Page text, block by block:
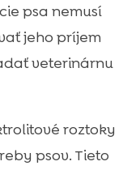
psa nemusí
jeho príjem
veterinárnu
roztoky
psov. Tieto